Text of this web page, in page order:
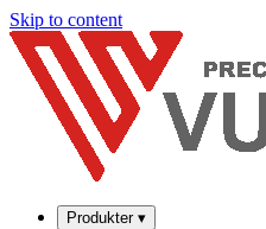
Skip to content
Produkter ▾